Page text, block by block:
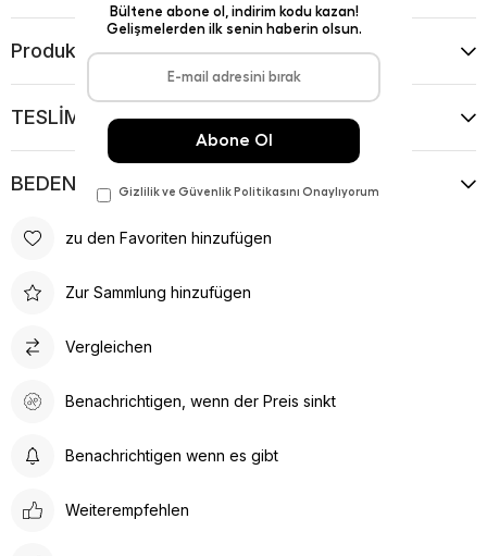
Produktvorschläge
TESLİMAT VE İADE KOŞULLARI
BEDEN KILAVUZU
zu den Favoriten hinzufügen
Zur Sammlung hinzufügen
Vergleichen
Benachrichtigen, wenn der Preis sinkt
Benachrichtigen wenn es gibt
Weiterempfehlen